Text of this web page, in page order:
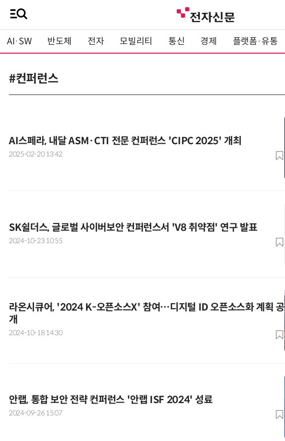
AI·SW 반도체 전자 모빌리티 통신 경제 플랫폼·유통
#컨퍼런스
AI스페라, 내달 ASM·CTI 전문 컨퍼런스 'CIPC 2025' 개최
2025-02-20 13:42
SK쉴더스, 글로벌 사이버보안 컨퍼런스서 'V8 취약점' 연구 발표
2024-10-23 10:55
라온시큐어, '2024 K-오픈소스X' 참여…디지털 ID 오픈소스화 계획 공
개
2024-10-18 14:30
안랩, 통합 보안 전략 컨퍼런스 '안랩 ISF 2024' 성료
2024-09-26 15:07